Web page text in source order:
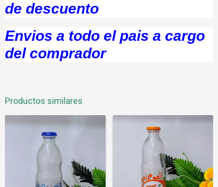
de descuento
Envios a todo el pais a cargo
del comprador
Productos similares